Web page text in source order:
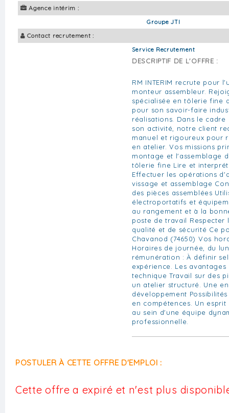
Agence intérim :
Groupe JTI
Contact recrutement :
Service Recrutement
DESCRIPTIF DE L'OFFRE :
RM INTERIM recrute pour
monteur assembleur.
spécialisée en tôlerie fine
pour son savoir-faire
réalisations. Dans le
son activité, notre client
manuel et rigoureux pour
en atelier. Vos missions
montage et l'assemblage
tôlerie fine Lire et
Effectuer les opérations
vissage et assemblage
des pièces assemblées
électroportatifs et
au rangement et à la
poste de travail Respecter
qualité et de sécurité Ce
Chavanod (74650) Vos
Horaires de journée, du
rémunération : À définir
expérience. Les
technique Travail sur des
un atelier structuré. Une
développement
en compétences. Un
au sein d'une équipe
professionnelle.
POSTULER À CETTE OFFRE D'EMPLOI :
Cette offre a expiré et n'est plus